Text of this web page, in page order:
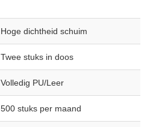
Hoge dichtheid schuim
Twee stuks in doos
Volledig PU/Leer
500 stuks per maand